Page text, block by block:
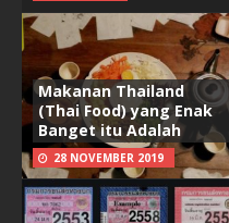
Makanan Thailand
(Thai Food) yang Enak
Banget itu Adalah
28 NOVEMBER 2019